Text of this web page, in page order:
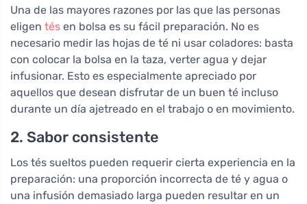
Una de las mayores razones por las que las personas
eligen tés en bolsa es su fácil preparación. No es
necesario medir las hojas de té ni usar coladores: basta
con colocar la bolsa en la taza, verter agua y dejar
infusionar. Esto es especialmente apreciado por
aquellos que desean disfrutar de un buen té incluso
durante un día ajetreado en el trabajo o en movimiento.
2. Sabor consistente
Los tés sueltos pueden requerir cierta experiencia en la
preparación: una proporción incorrecta de té y agua o
una infusión demasiado larga pueden resultar en un